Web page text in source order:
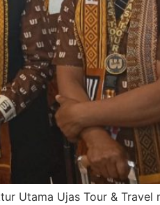
Utama Ujas Tour & Travel